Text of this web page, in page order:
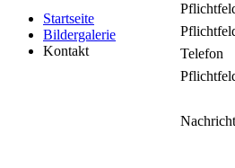
Startseite
Bildergalerie
Kontakt
Telefon
Nachricht